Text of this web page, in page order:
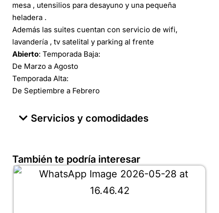
mesa , utensilios para desayuno y una pequeña
heladera .
Además las suites cuentan con servicio de wifi,
lavandería , tv satelital y parking al frente
Abierto: Temporada Baja:
De Marzo a Agosto
Temporada Alta:
De Septiembre a Febrero
Servicios y comodidades
También te podría interesar